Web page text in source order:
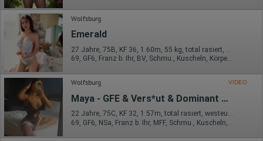
Wolfsburg
Emerald
27 Jahre, 75B, KF 36, 1.60m, 55 kg, total rasiert, asiatisch
69, GF6, Franz b. Ihr, BV, Schmu., Kuscheln, Körperküs., DSa
Wolfsburg VIDEO
Maya - GFE & Vers*ut & Dominant & Party
22 Jahre, 75C, KF 32, 1.57m, total rasiert, westeuropäisch